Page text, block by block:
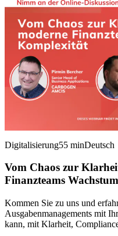
Digitalisierung55 minDeutsch
Vom Chaos zur
Finanzteams
Kommen Sie zu uns und
Ausgabenmanagements mit
kann, mit Klarheit,